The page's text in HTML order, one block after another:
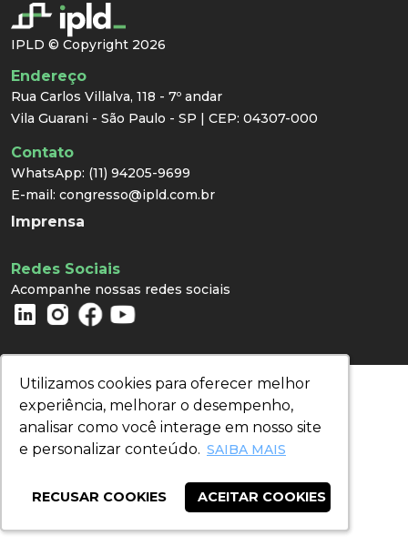
Utilizamos cookies para oferecer melhor
experiência, melhorar o desempenho,
analisar como você interage em nosso site
e personalizar conteúdo. SAIBA MAIS
RECUSAR COOKIES ACEITAR COOKIES
Utilizamos cookies para oferecer melhor
experiência, melhorar o desempenho,
analisar como você interage em nosso site
e personalizar conteúdo. SAIBA MAIS
RECUSAR COOKIES ACEITAR COOKIES
IPLD © Copyright 2026
Endereço
Rua Carlos Villalva, 118 - 7º andar
Vila Guarani - São Paulo - SP | CEP: 04307-000
Contato
WhatsApp: (11) 94205-9699
E-mail: congresso@ipld.com.br
Imprensa
Redes Sociais
Acompanhe nossas redes sociais